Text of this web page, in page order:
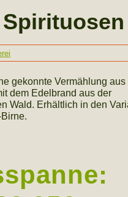
gekonnte Vermählung aus
dem Edelbrand aus der
Wald. Erhältlich in den